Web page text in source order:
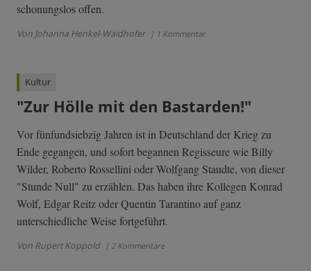
schonungslos offen.
Von Johanna Henkel-Waidhofer | 1 Kommentar
Kultur
"Zur Hölle mit den Bastarden!"
Vor fünfundsiebzig Jahren ist in Deutschland der Krieg zu
Ende gegangen, und sofort begannen Regisseure wie Billy
Wilder, Roberto Rossellini oder Wolfgang Staudte, von dieser
"Stunde Null" zu erzählen. Das haben ihre Kollegen Konrad
Wolf, Edgar Reitz oder Quentin Tarantino auf ganz
unterschiedliche Weise fortgeführt.
Von Rupert Koppold | 2 Kommentare